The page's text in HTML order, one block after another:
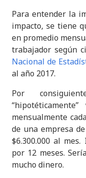
Para entender la
impacto, se tiene
en promedio
trabajador según
Nacional de
al año 2017.
Por
“hipotéticamente”
mensualmente
de una empresa de
$6.300.000 al
por 12 meses.
mucho dinero.